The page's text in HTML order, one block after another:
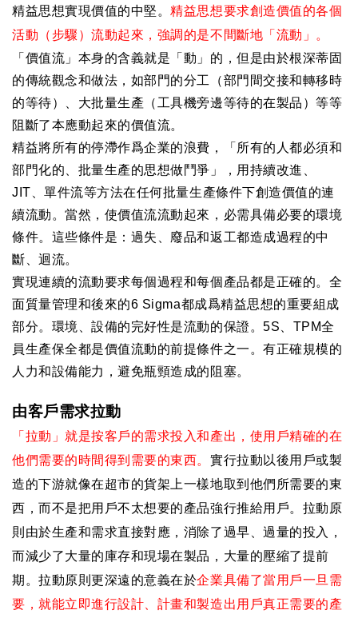
精益思想實現價值的中堅。精益思想要求創造價值的各個
活動（步驟）流動起來，強調的是不間斷地「流動」。
「價值流」本身的含義就是「動」的，但是由於根深蒂固
的傳統觀念和做法，如部門的分工（部門間交接和轉移時
的等待）、大批量生產（工具機旁邊等待的在製品）等等
阻斷了本應動起來的價值流。
精益將所有的停滯作爲企業的浪費，「所有的人都必須和
部門化的、批量生產的思想做鬥爭」，用持續改進、
JIT 、單件流等方法在任何批量生產條件下創造價值的連
續流動。當然，使價值流流動起來，必需具備必要的環境
條件。這些條件是：過失、廢品和返工都造成過程的中
斷、迴流。
實現連續的流動要求每個過程和每個產品都是正確的。全
面質量管理和後來的6 Sigma都成爲精益思想的重要組成
部分。環境、設備的完好性是流動的保證。5S TPM全
員生產保全都是價值流動的前提條件之一。有正確規模的
人力和設備能力，避免瓶頸造成的阻塞。
由客戶需求拉動
「拉動」就是按客戶的需求投入和產出，使用戶精確的在
他們需要的時間得到需要的東西。 實行拉動以後用戶或製
造的下游就像在超市的貨架上一樣地取到他們所需要的東
西，而不是把用戶不太想要的產品強行推給用戶。拉動原
則由於生產和需求直接對應，消除了過早、過量的投入，
而減少了大量的庫存和現場在製品，大量的壓縮了提前
期。拉動原則更深遠的意義在於企業具備了當用戶一旦需
要，就能立即進行設計、計畫和製造出用戶真正需要的產